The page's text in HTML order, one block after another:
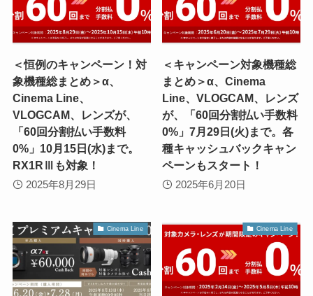
＜恒例のキャンペーン！対
象機種総まとめ＞α、
Cinema Line、
VLOGCAM、レンズが、
「60回分割払い手数料
0%」10月15日(水)まで。
RX1RⅢも対象！
2025年8月29日
＜キャンペーン対象機種総
まとめ＞α、Cinema
Line、VLOGCAM、レンズ
が、「60回分割払い手数料
0%」7月29日(火)まで。各
種キャッシュバックキャン
ペーンもスタート！
2025年6月20日
Cinema Line Cinema Line